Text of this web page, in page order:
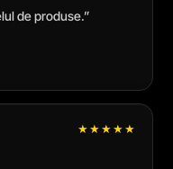
de produse.”
★★★★★